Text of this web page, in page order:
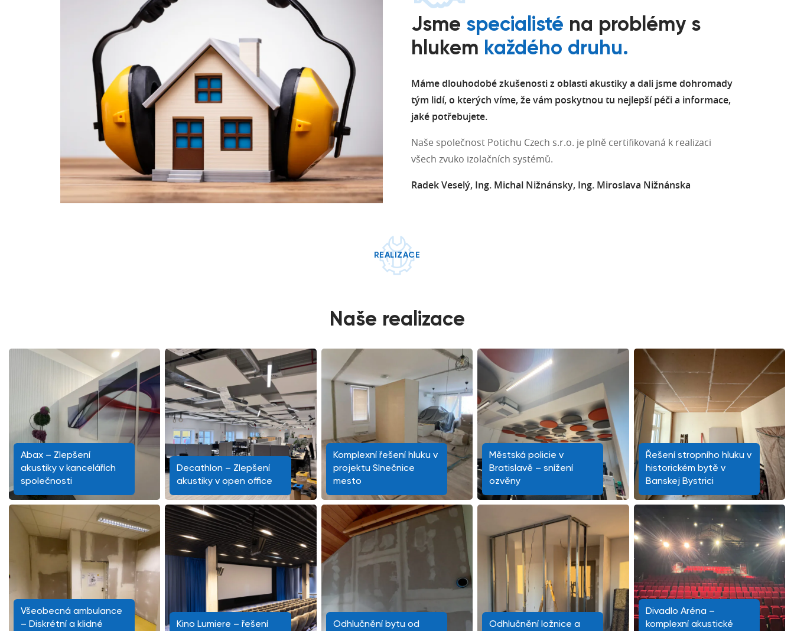
Jsme specialisté na problémy s
hlukem každého druhu.
Máme dlouhodobé zkušenosti z oblasti akustiky a dali jsme dohromady
tým lidí, o kterých víme, že vám poskytnou tu nejlepší péči a informace,
jaké potřebujete.
Naše společnost Potichu Czech s.r.o. je plně certifikovaná k realizaci
všech zvuko izolačních systémů.
Radek Veselý, Ing. Michal Nižnánsky, Ing. Miroslava Nižnánska
REALIZACE
Naše realizace
Abax – Zlepšení
akustiky v kancelářích
společnosti
Decathlon – Zlepšení
akustiky v open office
Komplexní řešení hluku v
projektu Slnečnice
mesto
Městská policie v
Bratislavě – snížení
ozvěny
Řešení stropního hluku v
historickém bytě v
Banskej Bystrici
Všeobecná ambulance
– Diskrétní a klidné
Kino Lumiere – řešení Odhlučnění bytu od Odhlučnění ložnice a
Divadlo Aréna –
komplexní akustické